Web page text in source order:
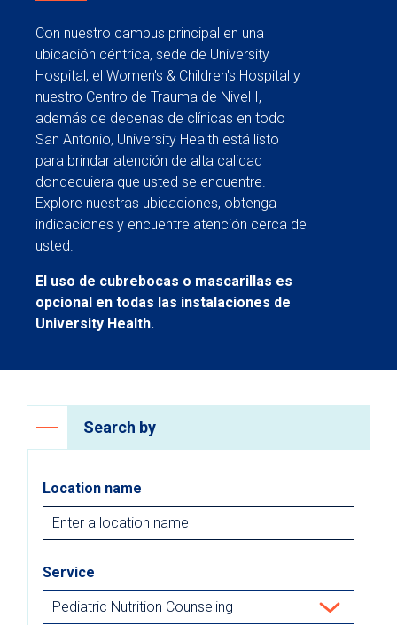
Con nuestro campus principal en una
ubicación céntrica, sede de University
Hospital, el Women's & Children's Hospital y
nuestro Centro de Trauma de Nivel I,
además de decenas de clínicas en todo
San Antonio, University Health está listo
para brindar atención de alta calidad
dondequiera que usted se encuentre.
Explore nuestras ubicaciones, obtenga
indicaciones y encuentre atención cerca de
usted.
El uso de cubrebocas o mascarillas es
opcional en todas las instalaciones de
University Health.
Search by
Location name
Service